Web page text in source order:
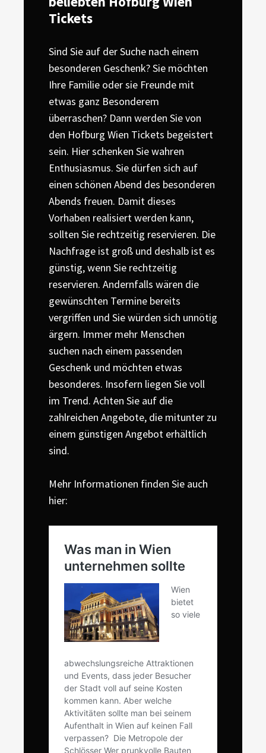
Tickets
Sind Sie auf der Suche nach einem
besonderen Geschenk? Sie möchten
Ihre Familie oder sie Freunde mit
etwas ganz Besonderem
überraschen? Dann werden Sie von
den Hofburg Wien Tickets begeistert
sein. Hier schenken Sie wahren
Enthusiasmus. Sie dürfen sich auf
einen schönen Abend des besonderen
Abends freuen. Damit dieses
Vorhaben realisiert werden kann,
sollten Sie rechtzeitig reservieren. Die
Nachfrage ist groß und deshalb ist es
günstig, wenn Sie rechtzeitig
reservieren. Andernfalls wären die
gewünschten Termine bereits
vergriffen und Sie würden sich unnötig
ärgern. Immer mehr Menschen
suchen nach einem passenden
Geschenk und möchten etwas
besonderes. Insofern liegen Sie voll
im Trend. Achten Sie auf die
zahlreichen Angebote, die mitunter zu
einem günstigen Angebot erhältlich
sind.
Mehr Informationen finden Sie auch
hier: